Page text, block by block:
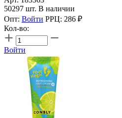
50297 шт. В наличии
Опт: Войти РРЦ: 286 ₽
Кол-во:
Войти